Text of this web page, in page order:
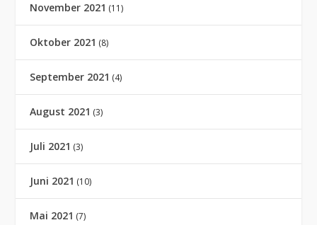
November 2021 (11)
Oktober 2021 (8)
September 2021 (4)
August 2021 (3)
Juli 2021 (3)
Juni 2021 (10)
Mai 2021 (7)